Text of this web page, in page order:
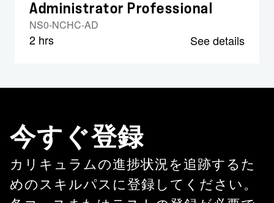
Administrator Professional
NS0-NCHC-AD
2 hrs See details
今すぐ登録
カリキュラムの進捗状況を追跡するた
めのスキルパスに登録してください。